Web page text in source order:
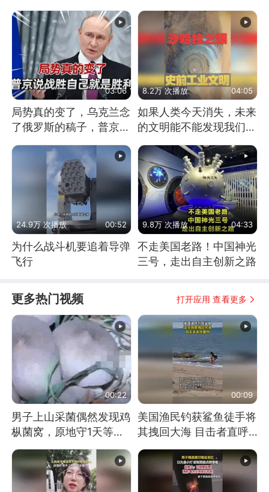
03:06
局势真的变了，乌克兰念
了俄罗斯的稿子，普京说
8.2万 次播放 04:05
如果人类今天消失，未来
的文明能不能发现我们存
24.9万 次播放 00:52
为什么战斗机要追着导弹
飞行
9.8万 次播放 04:33
不走美国老路！中国神光
三号，走出自主创新之路
更多热门视频 打开应用 查看更多
00:22
男子上山采菌偶然发现鸡
枞菌窝，原地守1天等它
长大：挖了140多朵
00:09
美国渔民钓获鲨鱼徒手将
其拽回大海 目击者直呼
震惊 （视频来源：参考
消息）